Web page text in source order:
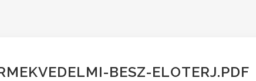
BESZ-ELOTERJ.PDF